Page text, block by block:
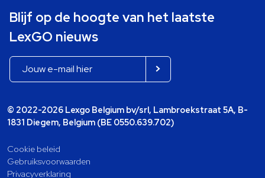
Blijf op de hoogte van het laatste
LexGO nieuws
© 2022-2026 Lexgo Belgium bv/srl, Lambroekstraat 5A, B-
1831 Diegem, Belgium (BE 0550.639.702)
Cookie beleid
Gebruiksvoorwaarden
Privacyverklaring